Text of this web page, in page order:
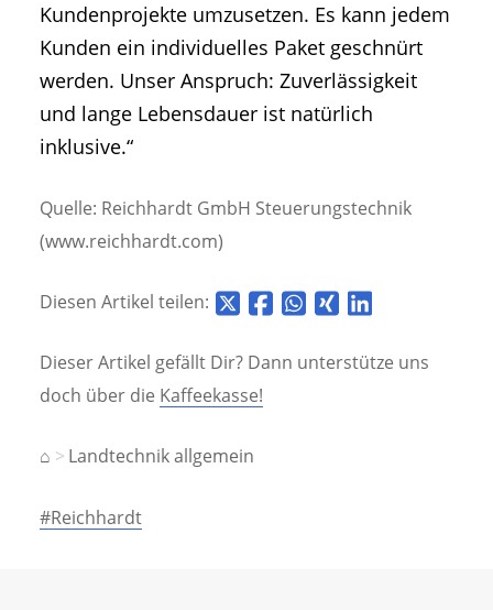
Kundenprojekte umzusetzen. Es kann jedem
Kunden ein individuelles Paket geschnürt
werden. Unser Anspruch: Zuverlässigkeit
und lange Lebensdauer ist natürlich
inklusive.“
Quelle: Reichhardt GmbH Steuerungstechnik
(www.reichhardt.com)
Diesen Artikel teilen:
Dieser Artikel gefällt Dir? Dann unterstütze uns
doch über die Kaffeekasse!
⌂ Landtechnik allgemein
#Reichhardt